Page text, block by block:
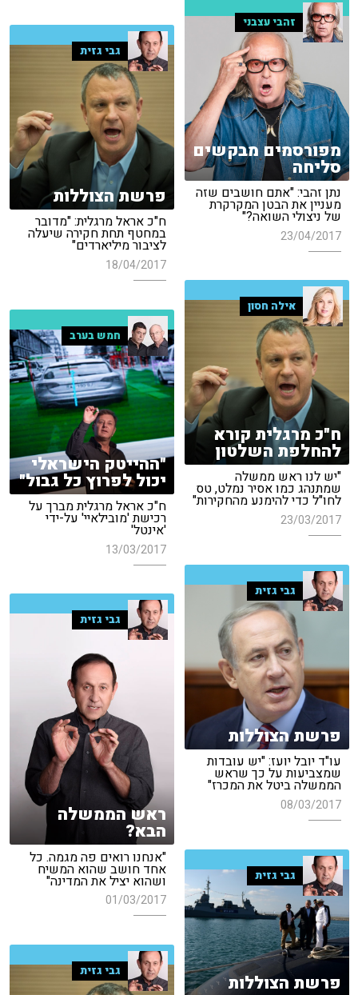
זהבי עצבני
מפורסמים מבקשים
סליחה
נתן זהבי: "אתם חושבים שזה
מעניין את הבטן המקרקרת
של ניצולי השואה?"
23/04/2017
גבי גזית
פרשת הצוללות
ח"כ אראל מרגלית: "מדובר
במחטף תחת חקירה שיעלה
לציבור מיליארדים"
18/04/2017
אילה חסון
ח"כ מרגלית קורא
להחלפת השלטון
"יש לנו ראש ממשלה
שמתנהג כמו אסיר נמלט, טס
לחו"ל כדי להימנע מהחקירות"
23/03/2017
חמש בערב
"ההייטק הישראלי
יכול לפרוץ כל גבול"
ח"כ אראל מרגלית מברך על
רכישת 'מובילאיי' על-ידי
'אינטל'
13/03/2017
גבי גזית
פרשת הצוללות
עו"ד יובל יועז: "יש עובדות
שמצביעות על כך שראש
הממשלה ביטל את המכרז"
08/03/2017
גבי גזית
ראש הממשלה
הבא?
"אנחנו רואים פה מגמה. כל
אחד חושב שהוא המשיח
ושהוא יציל את המדינה"
01/03/2017
גבי גזית
פרשת הצוללות
גבי גזית